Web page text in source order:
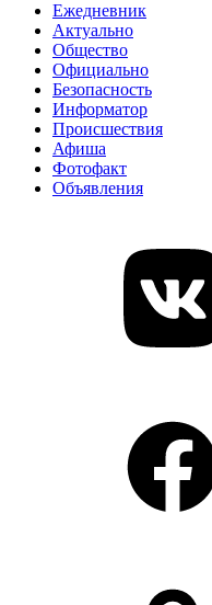
Ежедневник
Актуально
Общество
Официально
Безопасность
Информатор
Происшествия
Афиша
Фотофакт
Объявления